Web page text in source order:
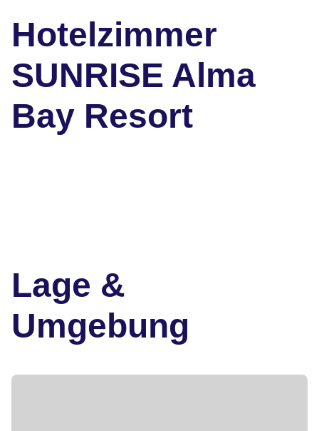
Hotelzimmer
SUNRISE Alma
Bay Resort
Lage &
Umgebung